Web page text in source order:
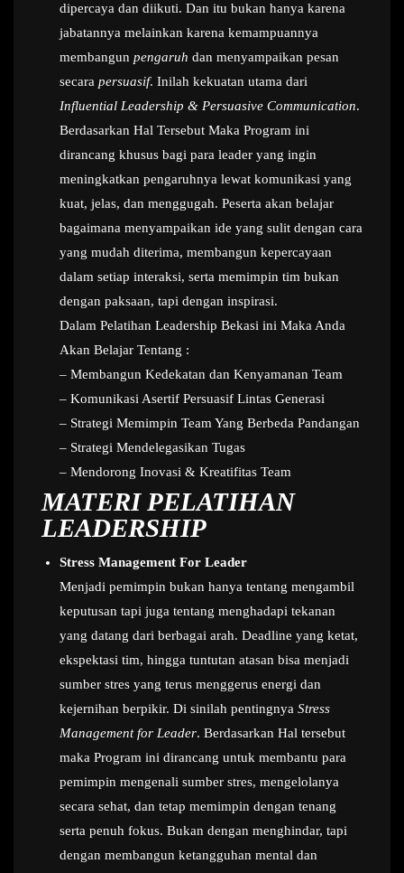
dipercaya dan diikuti. Dan itu bukan hanya karena
jabatannya melainkan karena kemampuannya
membangun pengaruh dan menyampaikan pesan
secara persuasif. Inilah kekuatan utama dari
Influential Leadership & Persuasive Communication.
Berdasarkan Hal Tersebut Maka Program ini
dirancang khusus bagi para leader yang ingin
meningkatkan pengaruhnya lewat komunikasi yang
kuat, jelas, dan menggugah. Peserta akan belajar
bagaimana menyampaikan ide yang sulit dengan cara
yang mudah diterima, membangun kepercayaan
dalam setiap interaksi, serta memimpin tim bukan
dengan paksaan, tapi dengan inspirasi.
Dalam Pelatihan Leadership Bekasi ini Maka Anda
Akan Belajar Tentang :
– Membangun Kedekatan dan Kenyamanan Team
– Komunikasi Asertif Persuasif Lintas Generasi
– Strategi Memimpin Team Yang Berbeda Pandangan
– Strategi Mendelegasikan Tugas
– Mendorong Inovasi & Kreatifitas Team
MATERI PELATIHAN
LEADERSHIP
Stress Management For Leader
Menjadi pemimpin bukan hanya tentang mengambil
keputusan tapi juga tentang menghadapi tekanan
yang datang dari berbagai arah. Deadline yang ketat,
ekspektasi tim, hingga tuntutan atasan bisa menjadi
sumber stres yang terus menggerus energi dan
kejernihan berpikir. Di sinilah pentingnya Stress
Management for Leader. Berdasarkan Hal tersebut
maka Program ini dirancang untuk membantu para
pemimpin mengenali sumber stres, mengelolanya
secara sehat, dan tetap memimpin dengan tenang
serta penuh fokus. Bukan dengan menghindar, tapi
dengan membangun ketangguhan mental dan